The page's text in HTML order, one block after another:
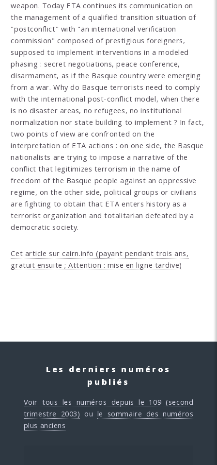
weapon. Today ETA continues its communication on
the management of a qualified transition situation of
"postconflict" with "an international verification
commission" composed of prestigious foreigners,
supposed to implement interventions in a modeled
phasing : secret negotiations, peace conference,
disarmament, as if the Basque country were emerging
from a war. Why do Basque terrorists need to comply
with the international post-conflict model, when there
is no disaster areas, no refugees, no institutional
normalization nor state building to implement ? In fact,
two points of view are confronted on the
interpretation of ETA actions : on one side, the Basque
nationalists are trying to impose a narrative of the
conflict that legitimizes terrorism in the name of
freedom of the Basque people against an oppressive
regime, on the other side, political groups or civilians
are fighting to obtain that ETA enters history as a
terrorist organization and totalitarian defeated by a
democratic society.
Cet article sur cairn.info (payant pendant trois ans,
gratuit ensuite ; Attention : mise en ligne tardive)
Les derniers numéros
publiés
Voir tous les numéros depuis le 109 (second
trimestre 2003) ou le sommaire des numéros
plus anciens